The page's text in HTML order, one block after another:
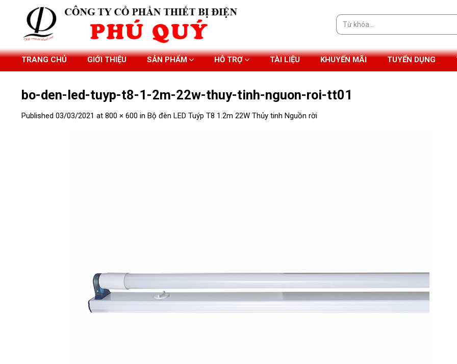
Tìm
kiếm:
TRANG CHỦ GIỚI THIỆU SẢN PHẨM HỖ TRỢ TÀI LIỆU KHUYẾN MÃI TUYỂN DỤNG
bo-den-led-tuyp-t8-1-2m-22w-thuy-tinh-nguon-roi-tt01
Published 03/03/2021 at 800 × 600 in Bộ đèn LED Tuýp T8 1.2m 22W Thủy tinh Nguồn rời